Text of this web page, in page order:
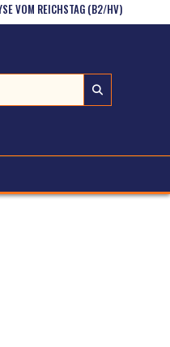
REICHSTAG (B2/HV)